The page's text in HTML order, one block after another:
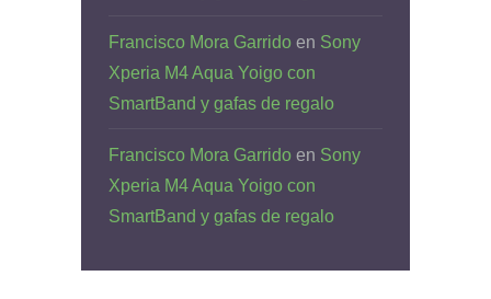
Francisco Mora Garrido en Sony
Xperia M4 Aqua Yoigo con
SmartBand y gafas de regalo
Francisco Mora Garrido en Sony
Xperia M4 Aqua Yoigo con
SmartBand y gafas de regalo